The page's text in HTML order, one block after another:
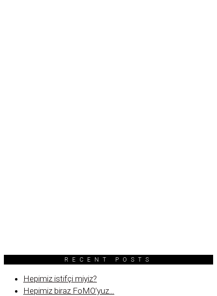
RECENT POSTS
Hepimiz istifçi miyiz?
Hepimiz biraz FoMO’yuz…